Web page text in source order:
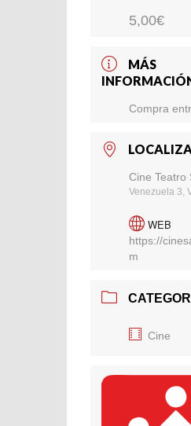
5,00€
MÁS
Compra
Cine Teatro
Venezuela 3,
WEB
https://
m
Cine